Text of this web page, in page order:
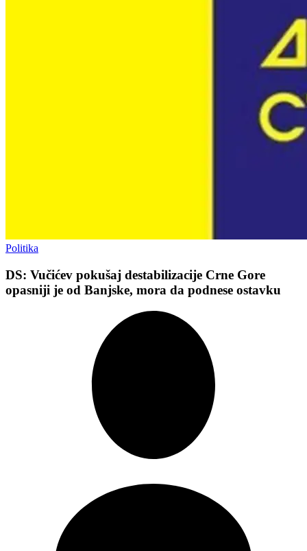
Politika
DS: Vučićev pokušaj destabilizacije Crne Gore
opasniji je od Banjske, mora da podnese ostavku